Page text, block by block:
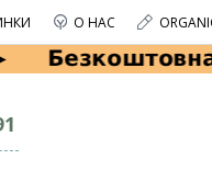
О НАС